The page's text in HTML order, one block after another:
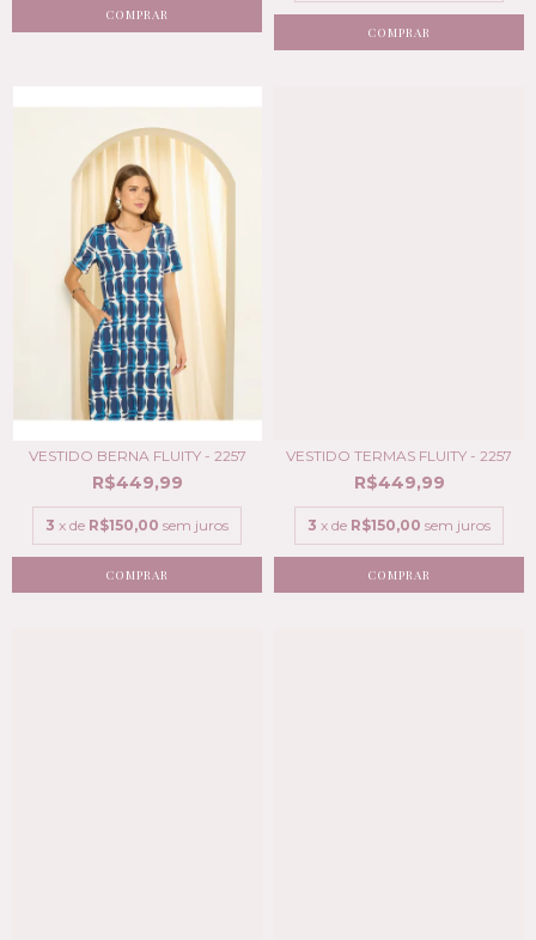
COMPRAR
COMPRAR
VESTIDO BERNA FLUITY - 2257
R$449,99
3 x de R$150,00 sem juros
COMPRAR
VESTIDO TERMAS FLUITY - 2257
R$449,99
3 x de R$150,00 sem juros
COMPRAR